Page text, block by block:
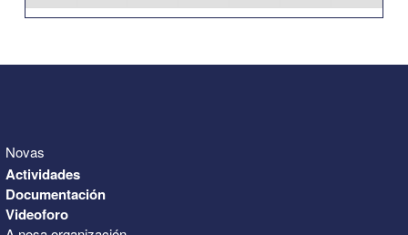
Novas
Actividades
Documentación
Videoforo